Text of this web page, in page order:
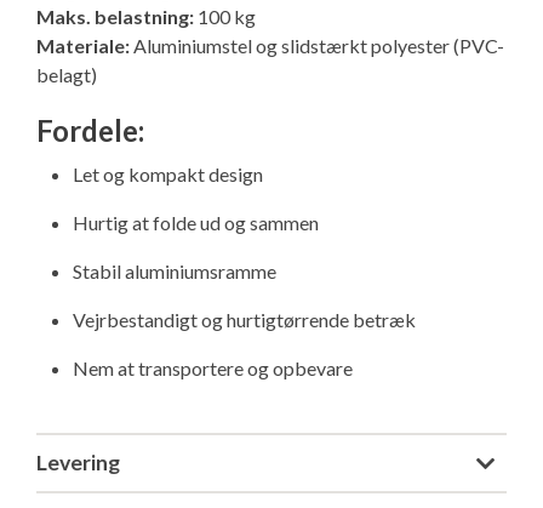
Isabella fortelte til specialvogne
Isabella Opstillingsvejledninger
Persondata
GPDR - Optagelse af foto og video
GPDR - KG Camping Kundeklub
Maks. belastning: 100 kg
Materiale:Aluminiumstel og slidstærkt polyester (PVC-
belagt)
Fordele:
Let og kompakt design
Hurtig at folde ud og sammen
Stabil aluminiumsramme
Vejrbestandigt og hurtigtørrende betræk
Nem at transportere og opbevare
Levering